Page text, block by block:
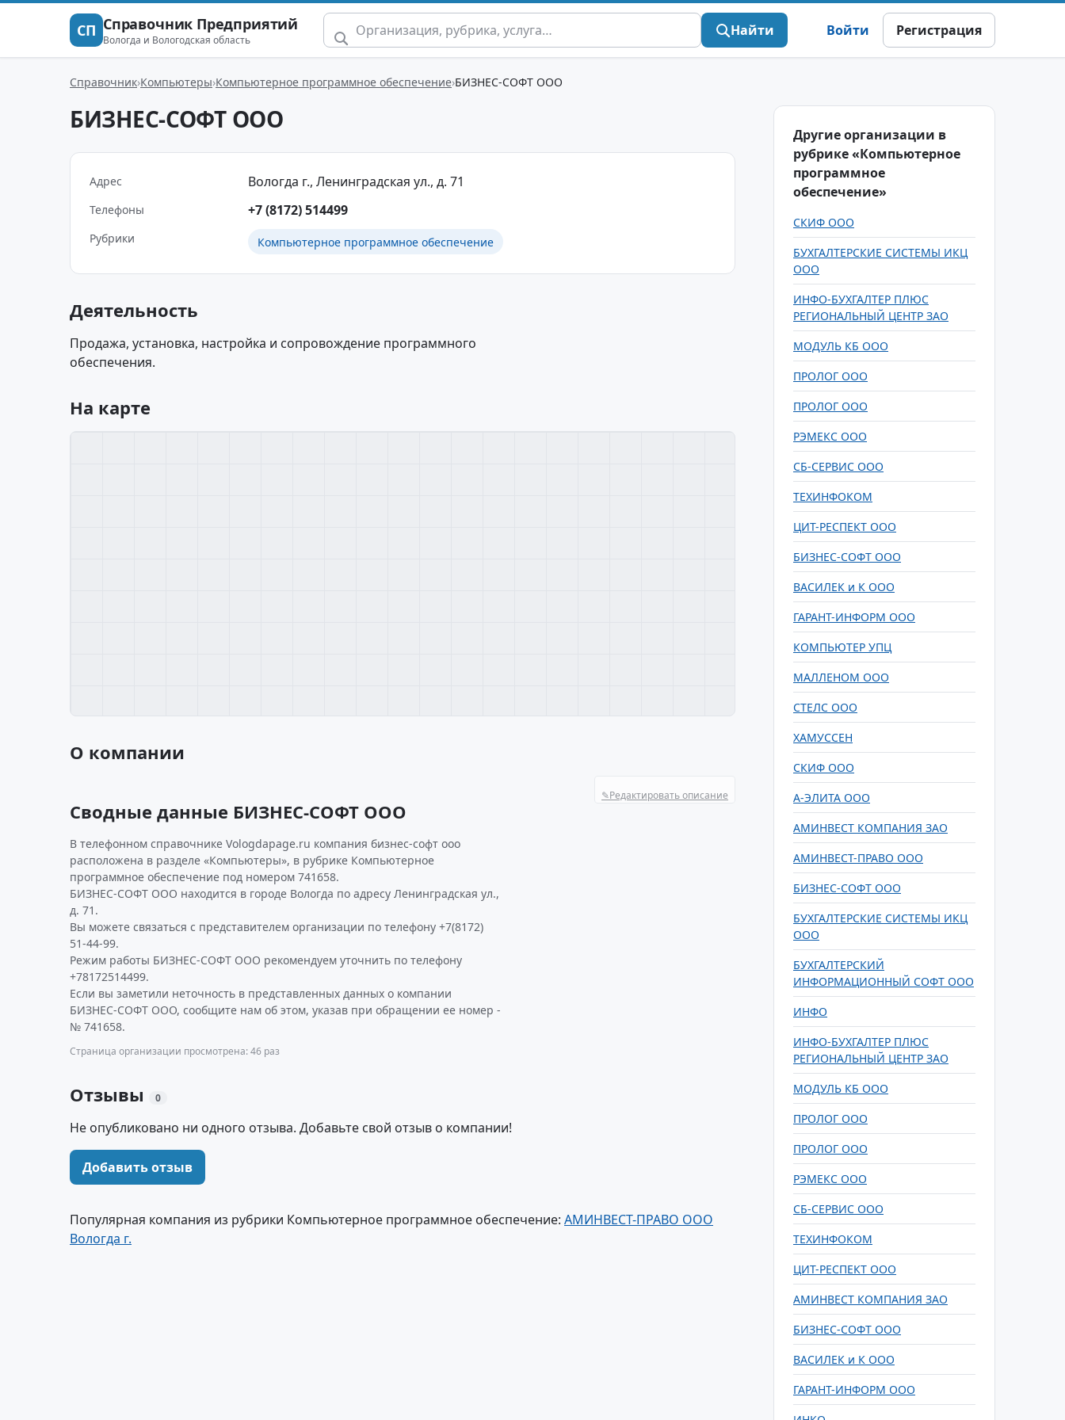
СП Справочник Предприятий
Вологда и Вологодская область
Найти Войти Регистрация
Справочник Компьютеры Компьютерное программное обеспечение БИЗНЕС-СОФТ ООО
БИЗНЕС-СОФТ ООО
Адрес Вологда г., Ленинградская ул., д. 71
Телефоны +7 (8172) 514499
Рубрики Компьютерное программное обеспечение
Деятельность
Продажа, установка, настройка и сопровождение программного
обеспечения.
На карте
О компании
✎Редактировать описание
Сводные данные БИЗНЕС-СОФТ ООО
В телефонном справочнике Vologdapage.ru компания бизнес-софт ооо
расположена в разделе «Компьютеры», в рубрике Компьютерное
программное обеспечение под номером 741658.
БИЗНЕС-СОФТ ООО находится в городе Вологда по адресу Ленинградская ул.,
д. 71.
Вы можете связаться с представителем организации по телефону +7(8172)
51-44-99.
Режим работы БИЗНЕС-СОФТ ООО рекомендуем уточнить по телефону
+78172514499.
Если вы заметили неточность в представленных данных о компании
БИЗНЕС-СОФТ ООО, сообщите нам об этом, указав при обращении ее номер -
№ 741658.
Страница организации просмотрена: 46 раз
Отзывы 0
Не опубликовано ни одного отзыва. Добавьте свой отзыв о компании!
Добавить отзыв
Популярная компания из рубрики Компьютерное программное обеспечение: АМИНВЕСТ-ПРАВО ООО
Вологда г.
Другие организации в
рубрике «Компьютерное
программное
обеспечение»
СКИФ ООО
БУХГАЛТЕРСКИЕ СИСТЕМЫ ИКЦ
ООО
ИНФО-БУХГАЛТЕР ПЛЮС
РЕГИОНАЛЬНЫЙ ЦЕНТР ЗАО
МОДУЛЬ КБ ООО
ПРОЛОГ ООО
ПРОЛОГ ООО
РЭМЕКС ООО
СБ-СЕРВИС ООО
ТЕХИНФОКОМ
ЦИТ-РЕСПЕКТ ООО
БИЗНЕС-СОФТ ООО
ВАСИЛЕК и К ООО
ГАРАНТ-ИНФОРМ ООО
КОМПЬЮТЕР УПЦ
МАЛЛЕНОМ ООО
СТЕЛС ООО
ХАМУССЕН
СКИФ ООО
А-ЭЛИТА ООО
АМИНВЕСТ КОМПАНИЯ ЗАО
АМИНВЕСТ-ПРАВО ООО
БИЗНЕС-СОФТ ООО
БУХГАЛТЕРСКИЕ СИСТЕМЫ ИКЦ
ООО
БУХГАЛТЕРСКИЙ
ИНФОРМАЦИОННЫЙ СОФТ ООО
ИНФО
ИНФО-БУХГАЛТЕР ПЛЮС
РЕГИОНАЛЬНЫЙ ЦЕНТР ЗАО
МОДУЛЬ КБ ООО
ПРОЛОГ ООО
ПРОЛОГ ООО
РЭМЕКС ООО
СБ-СЕРВИС ООО
ТЕХИНФОКОМ
ЦИТ-РЕСПЕКТ ООО
АМИНВЕСТ КОМПАНИЯ ЗАО
БИЗНЕС-СОФТ ООО
ВАСИЛЕК и К ООО
ГАРАНТ-ИНФОРМ ООО